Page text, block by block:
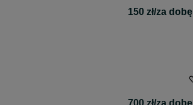
150 zł/za dobę